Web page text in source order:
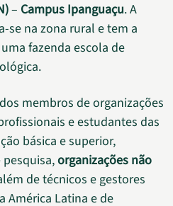
– Campus Ipanguaçu. A
se na zona rural e tem a
fazenda escola de
membros de organizações
e estudantes das
básica e superior,
organizações não
de técnicos e gestores
América Latina e de